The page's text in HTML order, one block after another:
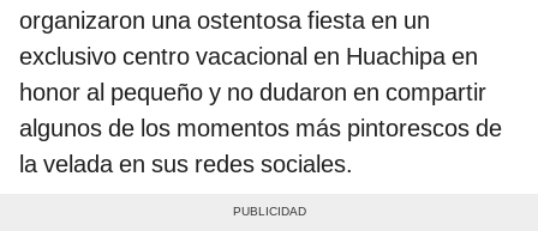
organizaron una ostentosa fiesta en un
exclusivo centro vacacional en Huachipa en
honor al pequeño y no dudaron en compartir
algunos de los momentos más pintorescos de
la velada en sus redes sociales.